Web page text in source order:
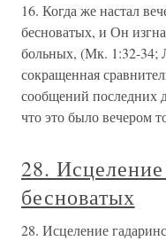
16. Когда же настал
бесноватых, и Он
больных, (Мк. 1:32-34;
сокращенная
сообщений последних
что это было вечером
28.
бесноватых
28. Исцеление